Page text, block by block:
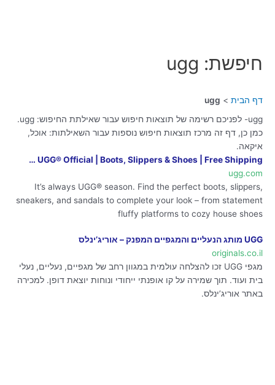
חיפשת: ugg
דף הבית
ugg
ugg- לפניכם רשימה של תוצאות חיפוש עבור שאילתת החיפוש: ugg.
כמן כן, דף זה מרכז תוצאות חיפוש נוספות עבור השאילתות: אוכל,
איקאה.
UGG® Official | Boots, Slippers & Shoes | Free Shipping …
ugg.com
It’s always UGG® season. Find the perfect boots, slippers,
sneakers, and sandals to complete your look – from statement
fluffy platforms to cozy house shoes
UGG מותג הנעליים והמגפיים המפנק – אוריג’ינלס
originals.co.il
מגפי UGG זכו להצלחה עולמית במגוון רחב של מגפיים, נעליים, נעלי
בית ועוד. תוך שמירה על קו אופנתי ייחודי ונוחות יוצאת דופן. למכירה
באתר אוריג’ינלס.